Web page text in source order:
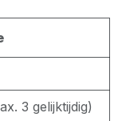
3 gelijktijdig)